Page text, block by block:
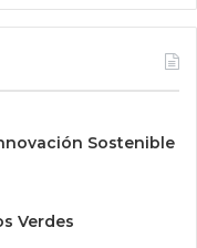
Sostenible
Verdes